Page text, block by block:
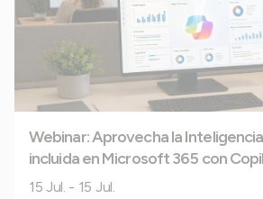
Webinar: Aprovecha la
incluida en Microsoft 365 con
15 Jul. - 15 Jul.